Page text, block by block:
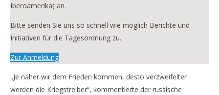
Iberoamerika) an.
Bitte senden Sie uns so schnell wie möglich Berichte und
Initiativen für die Tagesordnung zu.
Zur Anmeldung
„Je näher wir dem Frieden kommen, desto verzweifelter
werden die Kriegstreiber“, kommentierte der russische